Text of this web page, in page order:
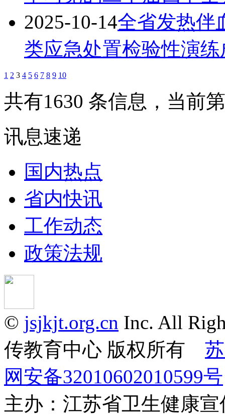
2025-10-14全省发热伴
类应急处置检验性演
1 2 3 4 5 6 7 8 9 10
共有1630 条信息，当前
讯息速递
国内热点
省内快讯
工作动态
政策法规
© jsjkjt.org.cn Inc. All
传教育中心 版权所有
网安备32010602010599号
主办：江苏省卫生健康